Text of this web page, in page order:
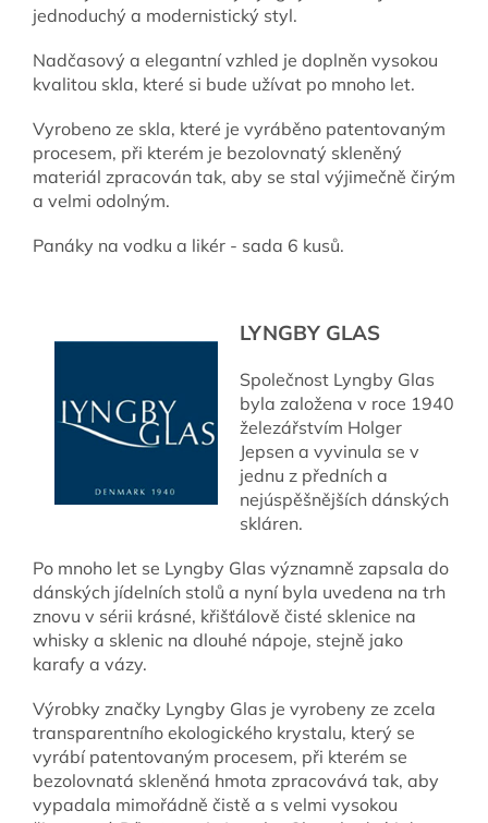
jednoduchý a modernistický styl.
Nadčasový a elegantní vzhled je doplněn vysokou
kvalitou skla, které si bude užívat po mnoho let.
Vyrobeno ze skla, které je vyráběno patentovaným
procesem, při kterém je bezolovnatý skleněný
materiál zpracován tak, aby se stal výjimečně čirým
a velmi odolným.
Panáky na vodku a likér - sada 6 kusů.
LYNGBY GLAS
Společnost Lyngby Glas
byla založena v roce 1940
železářstvím Holger
Jepsen a vyvinula se v
jednu z předních a
nejúspěšnějších dánských
skláren.
Po mnoho let se Lyngby Glas významně zapsala do
dánských jídelních stolů a nyní byla uvedena na trh
znovu v sérii krásné, křišťálově čisté sklenice na
whisky a sklenic na dlouhé nápoje, stejně jako
karafy a vázy.
Výrobky značky Lyngby Glas je vyrobeny ze zcela
transparentního ekologického krystalu, který se
vyrábí patentovaným procesem, při kterém se
bezolovnatá skleněná hmota zpracovává tak, aby
vypadala mimořádně čistě a s velmi vysokou